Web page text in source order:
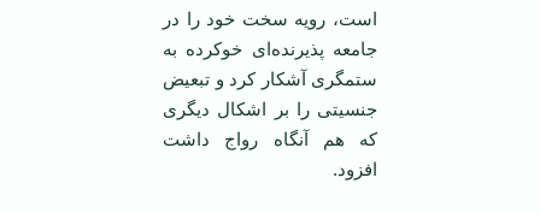
است، رویه سخت خود را در
جامعه پذیرنده‌ای خوکرده به
ستمگری آشکار کرد و تبعیض
جنسیتی را بر اشکال دیگری
که هم آنگاه رواج داشت
افزود.